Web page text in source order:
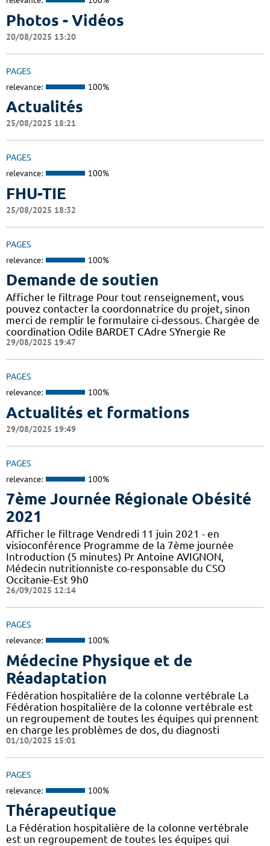
Photos - Vidéos
20/08/2025 13:20
PAGES
relevance: 100%
Actualités
25/08/2025 18:21
PAGES
relevance: 100%
FHU-TIE
25/08/2025 18:32
PAGES
relevance: 100%
Demande de soutien
Afficher le filtrage Pour tout renseignement, vous
pouvez contacter la coordonnatrice du projet, sinon
merci de remplir le formulaire ci-dessous. Chargée de
coordination Odile BARDET CAdre SYnergie Re
29/08/2025 19:47
PAGES
relevance: 100%
Actualités et formations
29/08/2025 19:49
PAGES
relevance: 100%
7ème Journée Régionale Obésité
2021
Afficher le filtrage Vendredi 11 juin 2021 - en
visioconférence Programme de la 7ème journée
Introduction (5 minutes) Pr Antoine AVIGNON,
Médecin nutritionniste co-responsable du CSO
Occitanie-Est 9h0
26/09/2025 12:14
PAGES
relevance: 100%
Médecine Physique et de
Réadaptation
Fédération hospitalière de la colonne vertébrale La
Fédération hospitalière de la colonne vertébrale est
un regroupement de toutes les équipes qui prennent
en charge les problèmes de dos, du diagnosti
01/10/2025 15:01
PAGES
relevance: 100%
Thérapeutique
La Fédération hospitalière de la colonne vertébrale
est un regroupement de toutes les équipes qui